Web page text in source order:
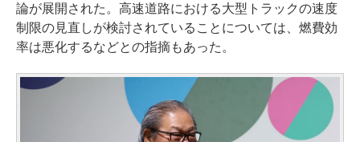
論が展開された。高速道路における大型トラックの速度
制限の見直しが検討されていることについては、燃費効
率は悪化するなどとの指摘もあった。